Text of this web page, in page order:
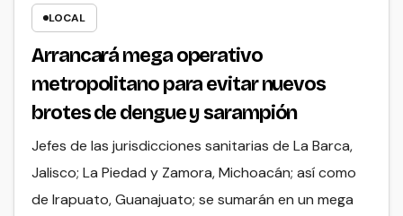
LOCAL
Arrancará mega operativo
metropolitano para evitar nuevos
brotes de dengue y sarampión
Jefes de las jurisdicciones sanitarias de La Barca,
Jalisco; La Piedad y Zamora, Michoacán; así como
de Irapuato, Guanajuato; se sumarán en un mega